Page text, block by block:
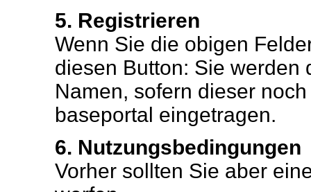
5. Registrieren
Wenn Sie die obigen
diesen Button: Sie werden
Namen, sofern dieser
baseportal eingetragen.
6. Nutzungsbedingungen
Vorher sollten Sie aber